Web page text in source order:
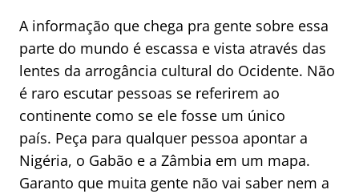
A informação que chega pra gente sobre essa
parte do mundo é escassa e vista através das
lentes da arrogância cultural do Ocidente. Não
é raro escutar pessoas se referirem ao
continente como se ele fosse um único
país. Peça para qualquer pessoa apontar a
Nigéria, o Gabão e a Zâmbia em um mapa.
Garanto que muita gente não vai saber nem a